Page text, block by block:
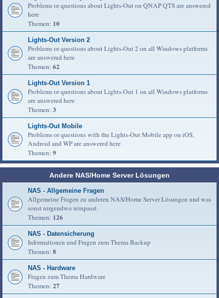
Problems or questions about Lights-Out on QNAP QTS are answered
here
Themen: 10
Lights-Out Version 2
Problems or questions about Lights-Out 2 on all Windows platforms
are answered here
Themen: 62
Lights-Out Version 1
Problems or questions about Lights-Out 1 on all Windows platforms
are answered here
Themen: 3
Lights-Out Mobile
Problems or questions with the Lights-Out Mobile app on iOS,
Android and WP are answered here
Themen: 9
Andere NAS/Home Server Lösungen
NAS - Allgemeine Fragen
Allgemeine Fragen zu anderen NAS/Home Server Lösungen und was
sonst nirgendwo reinpasst
Themen: 126
NAS - Datensicherung
Informationen und Fragen zum Thema Backup
Themen: 8
NAS - Hardware
Fragen zum Thema Hardware
Themen: 27